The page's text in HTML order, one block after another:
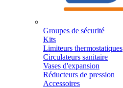
Groupes de sécurité
Kits
Limiteurs thermostatiques
Circulateurs sanitaire
Vases d'expansion
Réducteurs de pression
Accessoires